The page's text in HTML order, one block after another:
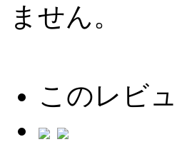
ません。
このレビ